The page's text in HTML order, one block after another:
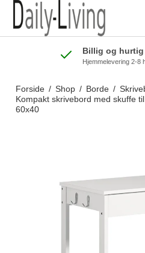
Billig og hurtig
Hjemmelevering 2-8
Forside / Shop / Borde /
Kompakt skrivebord med skuffe
60x40